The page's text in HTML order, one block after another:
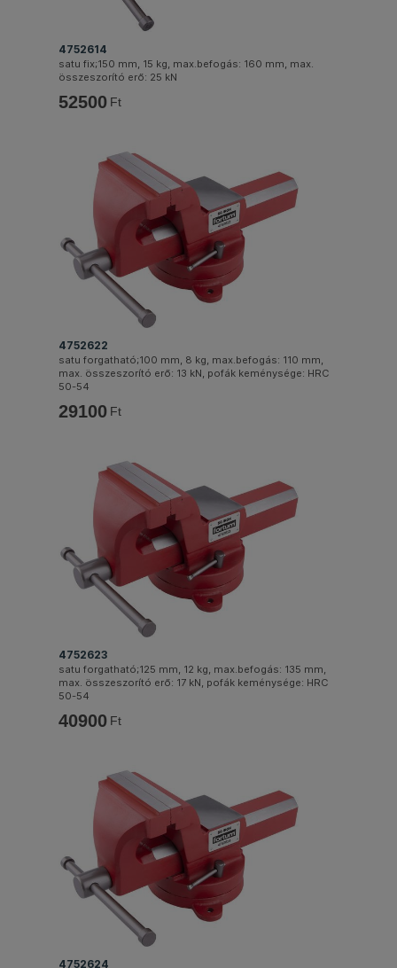
4752614
satu fix;150 mm, 15 kg, max.befogás: 160 mm, max.
összeszorító erő: 25 kN
52500 Ft
4752622
satu forgatható;100 mm, 8 kg, max.befogás: 110 mm,
max. összeszorító erő: 13 kN, pofák keménysége: HRC
50-54
29100 Ft
4752623
satu forgatható;125 mm, 12 kg, max.befogás: 135 mm,
max. összeszorító erő: 17 kN, pofák keménysége: HRC
50-54
40900 Ft
4752624